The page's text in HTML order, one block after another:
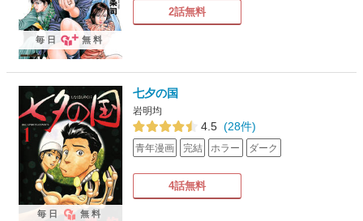
2話無料
毎日 無料
七夕の国
岩明均
4.5 (28件)
青年漫画 完結 ホラー ダーク
4話無料
毎日 無料